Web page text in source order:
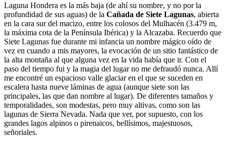
Laguna Hondera es la más baja (de ahí su nombre, y no por la
profundidad de sus aguas) de la Cañada de Siete Lagunas, abierta
en la cara sur del macizo, entre los colosos del Mulhacén (3.479 m,
la máxima cota de la Península Ibérica) y la Alcazaba. Recuerdo que
Siete Lagunas fue durante mi infancia un nombre mágico oído de
vez en cuando a mis mayores, la evocación de un sitio fantástico de
la alta montaña al que alguna vez en la vida había que ir. Con el
paso del tiempo fui y la magia del lugar no me defraudó nunca. Allí
me encontré un espacioso valle glaciar en el que se suceden en
escalera hasta nueve láminas de agua (aunque siete son las
principales, las que dan nombre al lugar). De diferentes tamaños y
temporalidades, son modestas, pero muy altivas, como son las
lagunas de Sierra Nevada. Nada que ver, por supuesto, con los
grandes lagos alpinos o pirenaicos, bellísimos, majestuosos,
señoriales.